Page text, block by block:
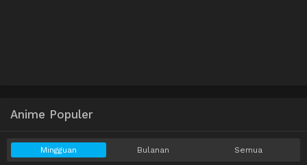
Anime Populer
Mingguan Bulanan Semua